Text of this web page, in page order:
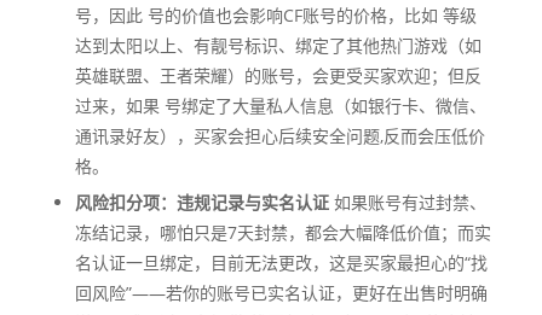
号，因此 号的价值也会影响CF账号的价格，比如 等级
达到太阳以上、有靓号标识、绑定了其他热门游戏（如
英雄联盟、王者荣耀）的账号，会更受买家欢迎；但反
过来，如果 号绑定了大量私人信息（如银行卡、微信、
通讯录好友），买家会担心后续安全问题,反而会压低价
格。
风险扣分项：违规记录与实名认证如果账号有过封禁、
冻结记录，哪怕只是7天封禁，都会大幅降低价值；而实
名认证一旦绑定，目前无法更改，这是买家最担心的“找
回风险”——若你的账号已实名认证，更好在出售时明确